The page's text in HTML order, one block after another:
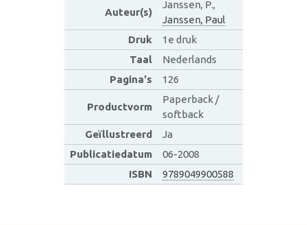
Auteur(s)
Janssen, P.,
Janssen, Paul
Druk
1e druk
Taal
Nederlands
Pagina's
126
Productvorm
Paperback /
softback
Geïllustreerd
Ja
Publicatiedatum
06-2008
ISBN
9789049900588